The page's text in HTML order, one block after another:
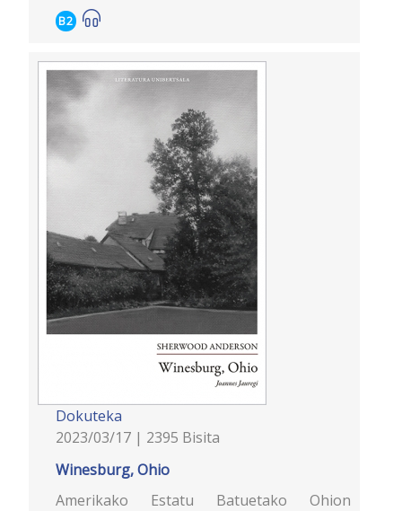
B2
Dokuteka
2023/03/17 | 2395 Bisita
Winesburg, Ohio
Amerikako Estatu Batuetako Ohion